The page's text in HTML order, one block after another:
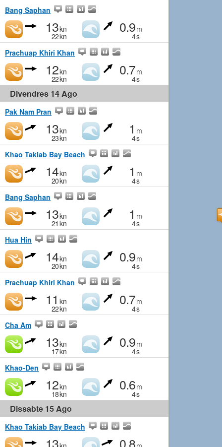
Bang Saphan
13kn
22kn
0.9m
4s
Prachuap Khiri Khan
12kn
22kn
0.7m
4s
Divendres 14 Ago
Pak Nam Pran
13kn
23kn
1 m
4s
Khao Takiab Bay Beach
14kn
20kn
1 m
4s
Bang Saphan
13kn
21 kn
1 m
4s
Hua Hin
14kn
20kn
0.9m
4s
Prachuap Khiri Khan
11 kn
22kn
0.7m
4s
Cha Am
13kn
17kn
0.9m
4s
Khao-Den
12kn
18kn
0.6m
4s
Dissabte 15 Ago
Khao Takiab Bay Beach
13 0.8